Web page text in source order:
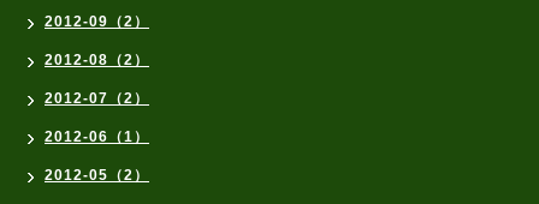
2012-09（2）
2012-08（2）
2012-07（2）
2012-06（1）
2012-05（2）